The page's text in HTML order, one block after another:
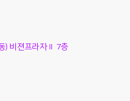
) 비젼프라자Ⅱ 7층